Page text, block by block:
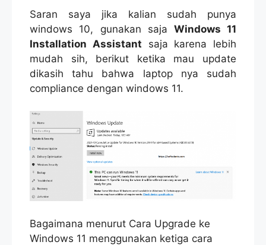
Saran saya jika kalian sudah punya
windows 10, gunakan saja Windows 11
Installation Assistant saja karena lebih
mudah sih, berikut ketika mau update
dikasih tahu bahwa laptop nya sudah
compliance dengan windows 11.
Bagaimana menurut Cara Upgrade ke
Windows 11 menggunakan ketiga cara